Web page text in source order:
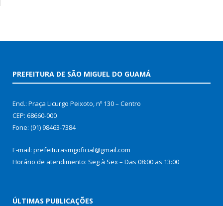
PREFEITURA DE SÃO MIGUEL DO GUAMÁ
End.: Praça Licurgo Peixoto, nº 130 – Centro
CEP: 68660-000
Fone: (91) 98463-7384
E-mail: prefeiturasmgoficial@gmail.com
Horário de atendimento: Seg à Sex – Das 08:00 as 13:00
ÚLTIMAS PUBLICAÇÕES